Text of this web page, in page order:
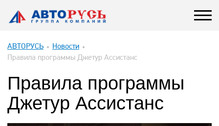
АВТОРУСЬ
Новости
Правила программы Джетур Ассистанс
Правила программы
Джетур Ассистанс